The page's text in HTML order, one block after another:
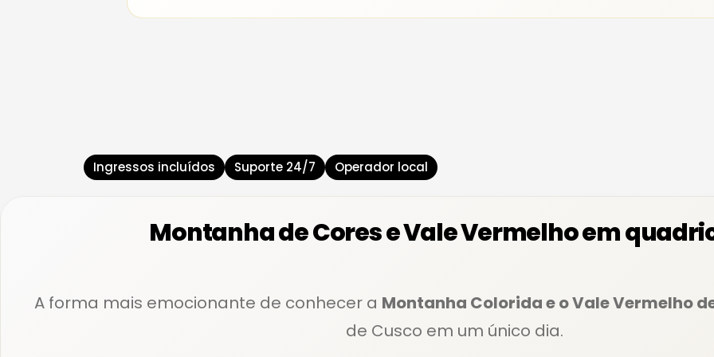
-
Ingressos incluídos Suporte 24/7 Operador local
Montanha de Cores e Vale Vermelho em
A forma mais emocionante de conhecer a Montanha Colorida e o Vale Vermelho
de Cusco em um único dia.